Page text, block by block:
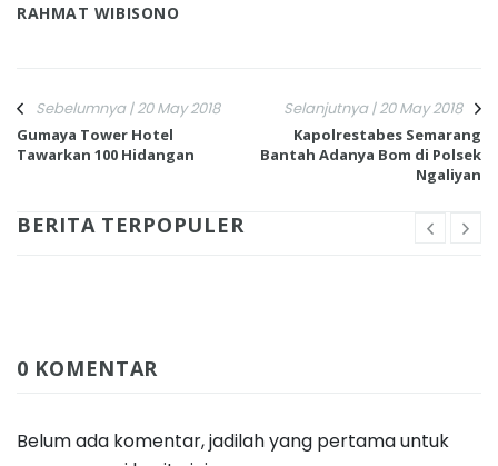
RAHMAT WIBISONO
Sebelumnya | 20 May 2018
Gumaya Tower Hotel
Tawarkan 100 Hidangan
Selanjutnya | 20 May 2018
Kapolrestabes Semarang
Bantah Adanya Bom di Polsek
Ngaliyan
BERITA TERPOPULER
0 KOMENTAR
Belum ada komentar, jadilah yang pertama untuk